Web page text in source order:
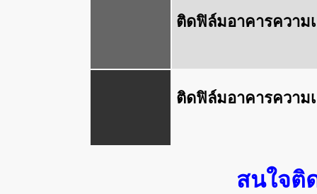
ติดฟิล์มอาคารความ
ติดฟิล์มอาคารความ
สนใจติ